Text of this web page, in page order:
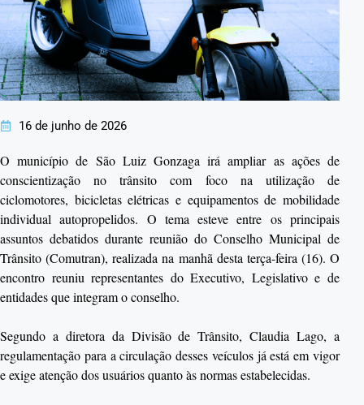
16 de junho de 2026
O município de São Luiz Gonzaga irá ampliar as ações de
conscientização no trânsito com foco na utilização de
ciclomotores, bicicletas elétricas e equipamentos de mobilidade
individual autopropelidos. O tema esteve entre os principais
assuntos debatidos durante reunião do Conselho Municipal de
Trânsito (Comutran), realizada na manhã desta terça-feira (16). O
encontro reuniu representantes do Executivo, Legislativo e de
entidades que integram o conselho.
Segundo a diretora da Divisão de Trânsito, Claudia Lago, a
regulamentação para a circulação desses veículos já está em vigor
e exige atenção dos usuários quanto às normas estabelecidas.